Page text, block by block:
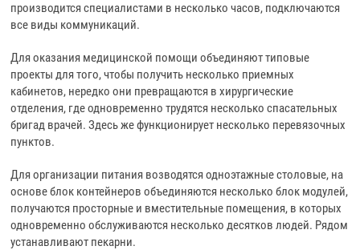
производится специалистами в несколько часов, подключаются
все виды коммуникаций.
Для оказания медицинской помощи объединяют типовые
проекты для того, чтобы получить несколько приемных
кабинетов, нередко они превращаются в хирургические
отделения, где одновременно трудятся несколько спасательных
бригад врачей. Здесь же функционирует несколько перевязочных
пунктов.
Для организации питания возводятся одноэтажные столовые, на
основе блок контейнеров объединяются несколько блок модулей,
получаются просторные и вместительные помещения, в которых
одновременно обслуживаются несколько десятков людей. Рядом
устанавливают пекарни.